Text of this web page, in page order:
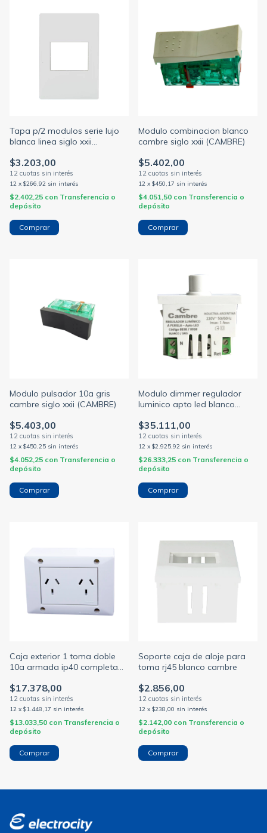
Tapa p/2 modulos serie lujo
blanca linea siglo xxii
$3.203,00
12 x $266,92 sin interés
$2.402,25 con Transferencia o
depósito
Modulo combinacion blanco
cambre siglo xxii (CAMBRE)
$5.402,00
12 x $450,17 sin interés
$4.051,50 con Transferencia o
depósito
Modulo pulsador 10a gris
cambre siglo xxii (CAMBRE)
$5.403,00
12 x $450,25 sin interés
$4.052,25 con Transferencia o
depósito
Modulo dimmer regulador
luminico apto led blanco
$35.111,00
12 x $2.925,92 sin interés
$26.333,25 con Transferencia o
depósito
Caja exterior 1 toma doble
10a armada ip40 completa
$17.378,00
12 x $1.448,17 sin interés
$13.033,50 con Transferencia o
depósito
Soporte caja de aloje para
toma rj45 blanco cambre
$2.856,00
12 x $238,00 sin interés
$2.142,00 con Transferencia o
depósito